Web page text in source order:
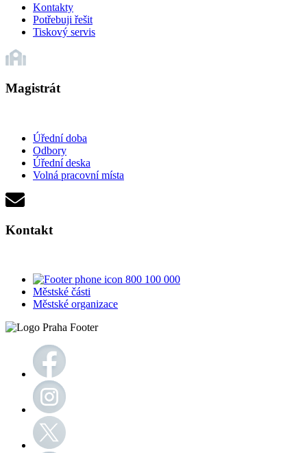
Kontakty
Potřebuji řešit
Tiskový servis
Magistrát
Úřední doba
Odbory
Úřední deska
Volná pracovní místa
Kontakt
800 100 000
Městské části
Městské organizace